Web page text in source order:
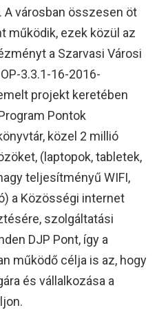
A városban összesen öt
működik, ezek közül az
a Szarvasi Városi
3.3.1-16-2016-
projekt keretében
Pontok
közel 2 millió
(laptopok, tabletek,
teljesítményű WIFI,
a Közösségi internet
szolgáltatási
DJP Pont, így a
működő célja is az, hogy
és vállalkozása a